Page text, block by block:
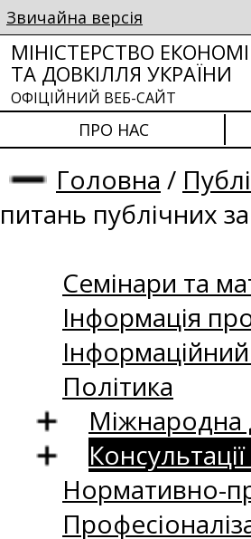
Звичайна версія
МІНІСТЕРСТВО
ТА ДОВКІЛЛЯ УКРАЇНИ
ОФІЦІЙНИЙ ВЕБ-САЙТ
ПРО НАС
Головна /
питань публічних
Семінари та
Інформація
Політика
Міжнародна
Нормативно-